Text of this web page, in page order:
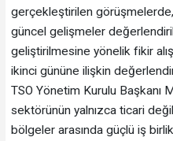
gerçekleştirilen
güncel gelişmeler
geliştirilmesine yönelik fikir
ikinci gününe ilişkin
TSO Yönetim Kurulu Başkanı
sektörünün yalnızca ticari
bölgeler arasında güçlü iş